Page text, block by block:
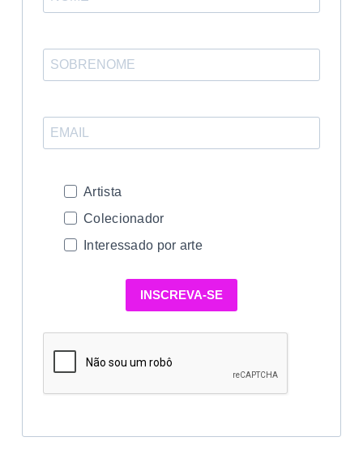
Artista
Colecionador
Interessado por arte
INSCREVA-SE